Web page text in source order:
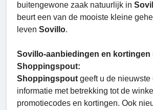
buitengewone zaak natuurlijk in
beurt een van de mooiste kleine
leven Sovillo.
Sovillo-aanbiedingen en kortingen
Shoppingspout:
Shoppingspout geeft u de nieuwste
informatie met betrekking tot de
promotiecodes en kortingen. Ook